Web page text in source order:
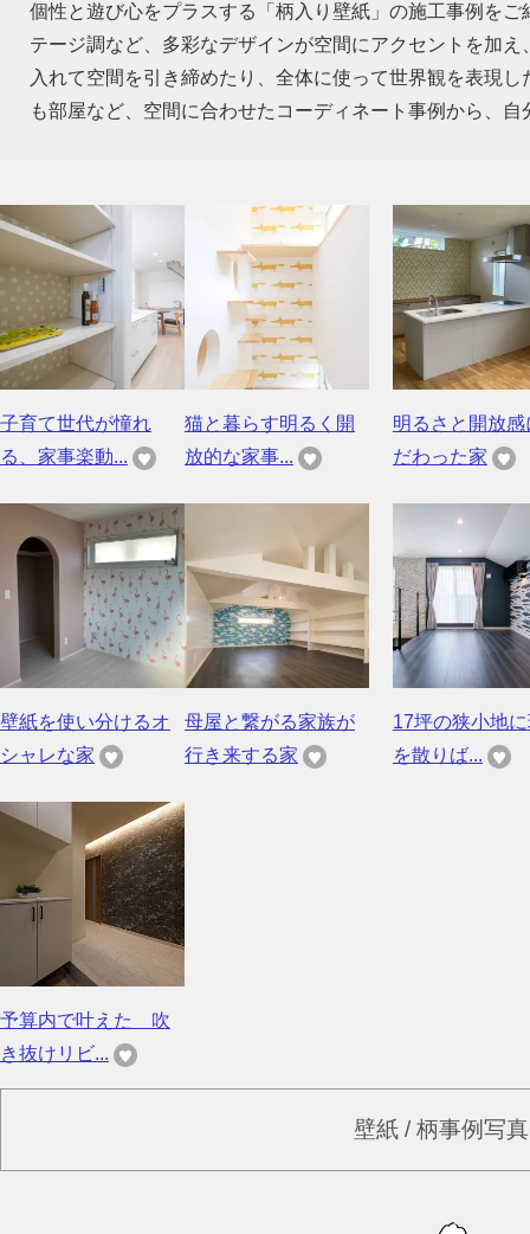
個性と遊び心をプラスする「柄入り壁紙」の施工事例を
テージ調など、多彩なデザインが空間にアクセントを加
入れて空間を引き締めたり、全体に使って世界観を表現
も部屋など、空間に合わせたコーディネート事例から、
子育て世代が憧れ
る、家事楽動...
猫と暮らす明るく開
放的な家事...
明るさと開放感
だわった家
壁紙を使い分けるオ
シャレな家
母屋と繋がる家族が
行き来する家
17坪の狭小地
を散りば...
予算内で叶えた 吹
き抜けリビ...
壁紙 / 柄事例写